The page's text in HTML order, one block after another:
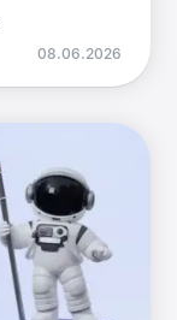
08.06.2026